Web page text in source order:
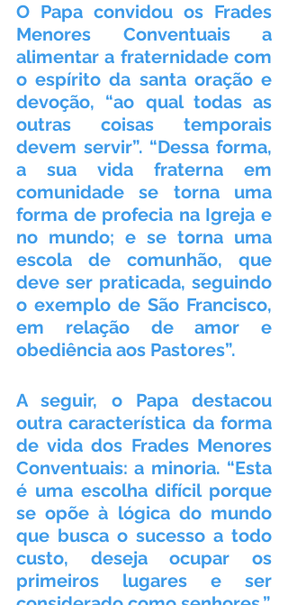
O Papa convidou os Frades
Menores Conventuais a
alimentar a fraternidade com
o espírito da santa oração e
devoção, “ao qual todas as
outras coisas temporais
devem servir”. “Dessa forma,
a sua vida fraterna em
comunidade se torna uma
forma de profecia na Igreja e
no mundo; e se torna uma
escola de comunhão, que
deve ser praticada, seguindo
o exemplo de São Francisco,
em relação de amor e
obediência aos Pastores”.
A seguir, o Papa destacou
outra característica da forma
de vida dos Frades Menores
Conventuais: a minoria. “Esta
é uma escolha difícil porque
se opõe à lógica do mundo
que busca o sucesso a todo
custo, deseja ocupar os
primeiros lugares e ser